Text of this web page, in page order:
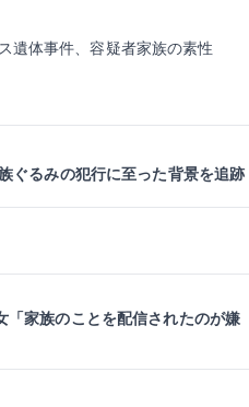
遺体事件、容疑者家族の素性
ぐるみの犯行に至った背景を追跡
「家族のことを配信されたのが嫌